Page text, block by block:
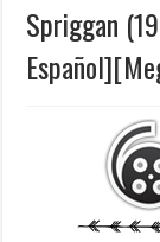
Spriggan